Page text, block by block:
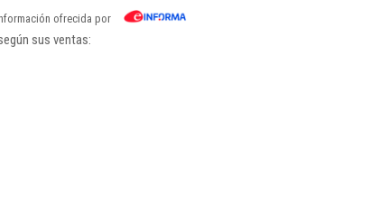
ofrecida por
sus ventas: